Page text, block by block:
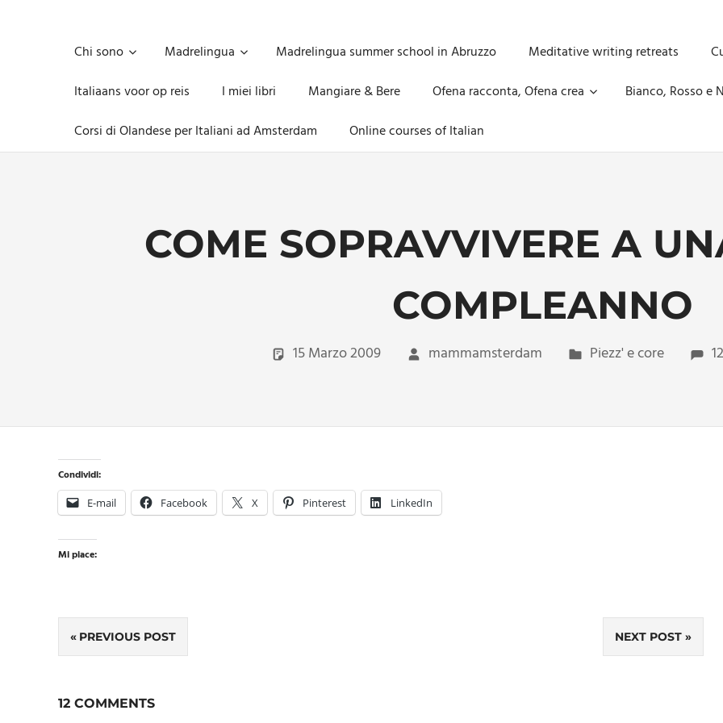
imprescindibile,
inevitabile
Mammamsterdam
oggi
anche
Chi sono Madrelingua Madrelingua summer school in Abruzzo Meditative writing retreats
Italiaans voor op reis
I miei libri Mangiare & Bere Ofena racconta, Ofena crea
Bianco, Rosso e
Corsi di Olandese per Italiani ad Amsterdam
Online courses of Italian
COME SOPRAVVIVERE A
COMPLEANNO
15 Marzo 2009 mammamsterdam Piezz' e core
Condividi:
E-mail Facebook X Pinterest LinkedIn
Mi piace:
Navigazione
PREVIOUS POST NEXT POST
12 COMMENTS